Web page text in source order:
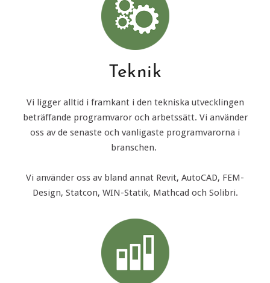
Teknik
Vi ligger alltid i framkant i den tekniska utvecklingen
beträffande programvaror och arbetssätt. Vi använder
oss av de senaste och vanligaste programvarorna i
branschen.
Vi använder oss av bland annat Revit, AutoCAD, FEM-
Design, Statcon, WIN-Statik, Mathcad och Solibri.